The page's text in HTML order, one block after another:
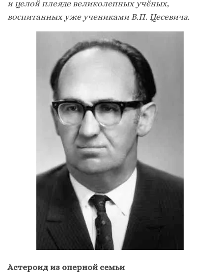
и целой плеяде великолепных учёных,
воспитанных уже учениками В.П. Цесевича.
Астероид из оперной семьи